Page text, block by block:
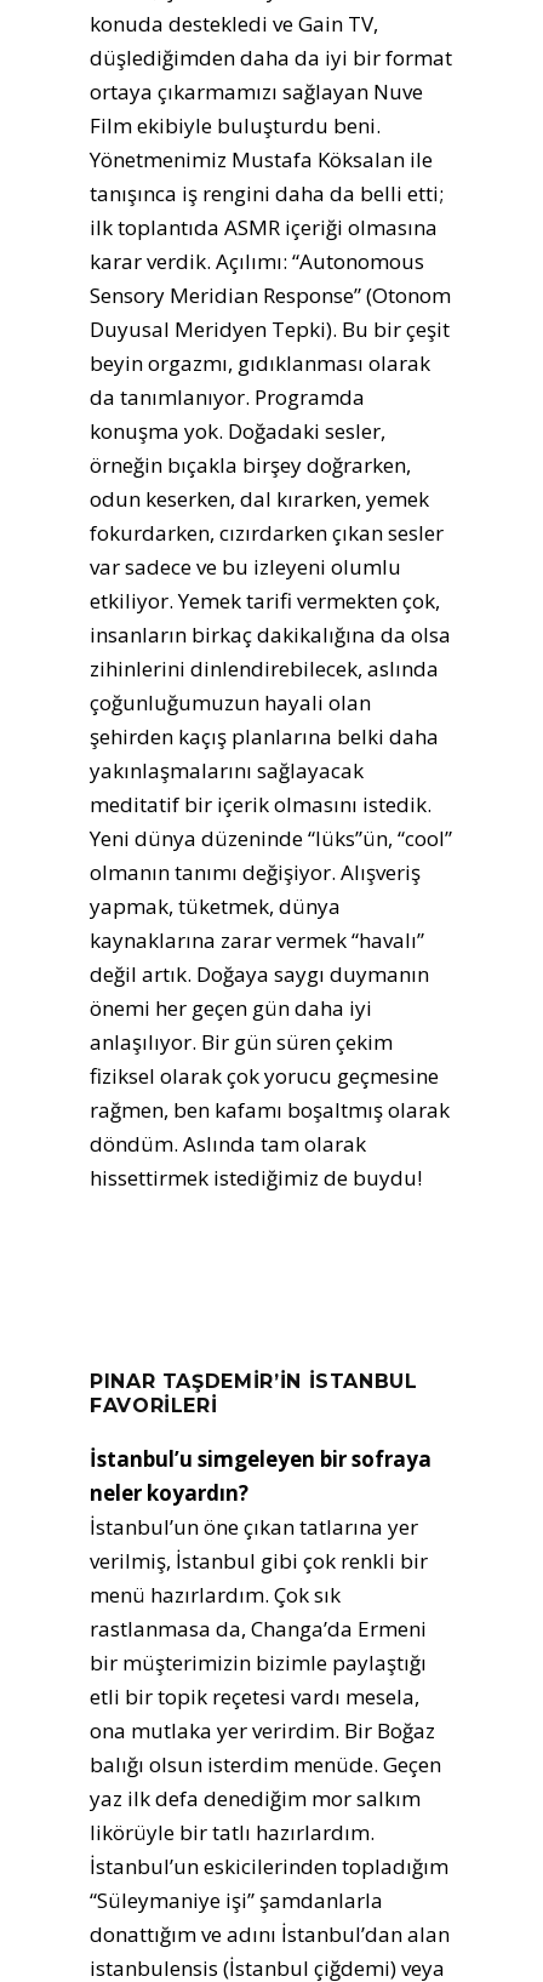
konuda destekledi ve Gain TV,
düşlediğimden daha da iyi bir format
ortaya çıkarmamızı sağlayan Nuve
Film ekibiyle buluşturdu beni.
Yönetmenimiz Mustafa Köksalan ile
tanışınca iş rengini daha da belli etti;
ilk toplantıda ASMR içeriği olmasına
karar verdik. Açılımı: “Autonomous
Sensory Meridian Response” (Otonom
Duyusal Meridyen Tepki). Bu bir çeşit
beyin orgazmı, gıdıklanması olarak
da tanımlanıyor. Programda
konuşma yok. Doğadaki sesler,
örneğin bıçakla birşey doğrarken,
odun keserken, dal kırarken, yemek
fokurdarken, cızırdarken çıkan sesler
var sadece ve bu izleyeni olumlu
etkiliyor. Yemek tarifi vermekten çok,
insanların birkaç dakikalığına da olsa
zihinlerini dinlendirebilecek, aslında
çoğunluğumuzun hayali olan
şehirden kaçış planlarına belki daha
yakınlaşmalarını sağlayacak
meditatif bir içerik olmasını istedik.
Yeni dünya düzeninde “lüks”ün, “cool”
olmanın tanımı değişiyor. Alışveriş
yapmak, tüketmek, dünya
kaynaklarına zarar vermek “havalı”
değil artık. Doğaya saygı duymanın
önemi her geçen gün daha iyi
anlaşılıyor. Bir gün süren çekim
fiziksel olarak çok yorucu geçmesine
rağmen, ben kafamı boşaltmış olarak
döndüm. Aslında tam olarak
hissettirmek istediğimiz de buydu!
PINAR TAŞDEMİR’İN İSTANBUL
FAVORİLERİ
İstanbul’u simgeleyen bir sofraya
neler koyardın?
İstanbul’un öne çıkan tatlarına yer
verilmiş, İstanbul gibi çok renkli bir
menü hazırlardım. Çok sık
rastlanmasa da, Changa’da Ermeni
bir müşterimizin bizimle paylaştığı
etli bir topik reçetesi vardı mesela,
ona mutlaka yer verirdim. Bir Boğaz
balığı olsun isterdim menüde. Geçen
yaz ilk defa denediğim mor salkım
likörüyle bir tatlı hazırlardım.
İstanbul’un eskicilerinden topladığım
“Süleymaniye işi” şamdanlarla
donattığım ve adını İstanbul’dan alan
istanbulensis (İstanbul çiğdemi) veya